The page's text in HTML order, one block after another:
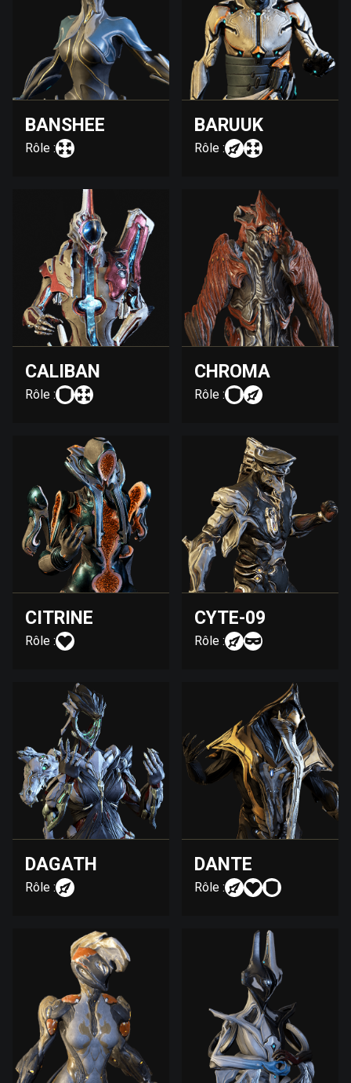
BANSHEE
Rôle :
BARUUK
Rôle :
CALIBAN
Rôle :
CHROMA
Rôle :
CITRINE
Rôle :
CYTE-09
Rôle :
DAGATH
Rôle :
DANTE
Rôle :